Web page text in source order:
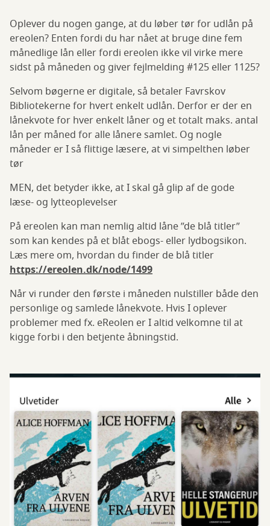
Oplever du nogen gange, at du løber tør for udlån på
ereolen? Enten fordi du har nået at bruge dine fem
månedlige lån eller fordi ereolen ikke vil virke mere
sidst på måneden og giver fejlmelding #125 eller 1125?
Selvom bøgerne er digitale, så betaler Favrskov
Bibliotekerne for hvert enkelt udlån. Derfor er der en
lånekvote for hver enkelt låner og et totalt maks. antal
lån per måned for alle lånere samlet. Og nogle
måneder er I så flittige læsere, at vi simpelthen løber
tør
MEN, det betyder ikke, at I skal gå glip af de gode
læse- og lytteoplevelser
På ereolen kan man nemlig altid låne ”de blå titler”
som kan kendes på et blåt ebogs- eller lydbogsikon.
Læs mere om, hvordan du finder de blå titler
https://ereolen.dk/node/1499
Når vi runder den første i måneden nulstiller både den
personlige og samlede lånekvote. Hvis I oplever
problemer med fx. eReolen er I altid velkomne til at
kigge forbi i den betjente åbningstid.